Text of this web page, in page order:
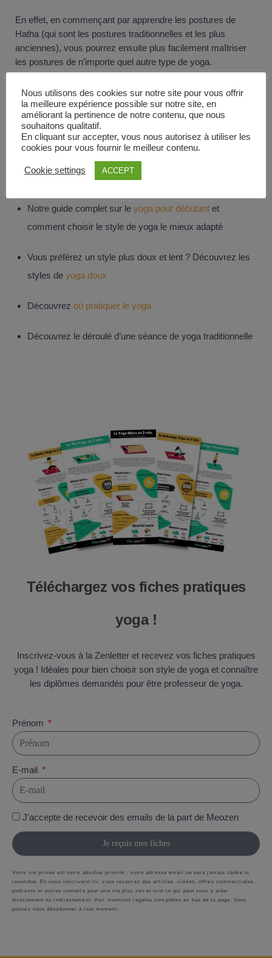
En effet, en commençant par apprendre les postures de
Hatha (qui sont les postures traditionnelles et les plus
anciennes), vous pourrez ensuite plus facilement maîtriser
les postures de n’importe quel autre type de yoga.
Le Hatha se pratique de manière lente et douce, ce qui est
parfait pour l’apprentissage des postures. Vous serez ensuite
prêt pour la pratique de l’Ashtanga (codifié) ou du Vinyasa
(plus libre).
Pour aller plus loin :
Notre guide complet sur le yoga pour débutant et
comment choisir le style de yoga le mieux adapté
Vous préférez un style plus doux et lent ? Découvrez les
styles de yoga doux
Découvrez où pratiquer le yoga
Découvrez le déroulé d’une séance de yoga traditionnelle
Téléchargez vos fiches pratiques
yoga !
Inscrivez-vous à la Zenletter et recevez vos fiches pratiques
yoga ! Idéales pour bien choisir son style de yoga et connaître
les diplômes demandés pour être professeur de yoga.
Prénom
E-mail
J'accepte de recevoir des emails de la part de Meozen
Je reçois mes fiches
Votre vie privée est notre absolue priorité : votre adresse email ne sera jamais cédée ni
revendue. En vous inscrivant ici, vous recevrez des articles, vidéos, offres commerciales,
podcasts et autres conseils pour une vie plus zen et tout ce qui peut vous y aider
directement ou indirectement. Voir mentions légales complètes en bas de la page. Vous
pouvez vous désabonner à tout moment.
Nous utilisons des cookies sur notre site pour vous offrir
la meilleure expérience possible sur notre site, en
améliorant la pertinence de notre contenu, que nous
souhaitons qualitatif.
En cliquant sur accepter, vous nous autorisez à utiliser les
cookies pour vous fournir le meilleur contenu.
Cookie settings ACCEPT